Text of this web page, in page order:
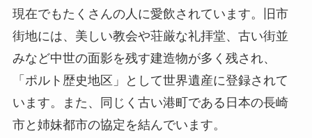
現在でもたくさんの人に愛飲されています。旧市
街地には、美しい教会や荘厳な礼拝堂、古い街並
みなど中世の面影を残す建造物が多く残され、
「ポルト歴史地区」として世界遺産に登録されて
います。また、同じく古い港町である日本の長崎
市と姉妹都市の協定を結んでいます。